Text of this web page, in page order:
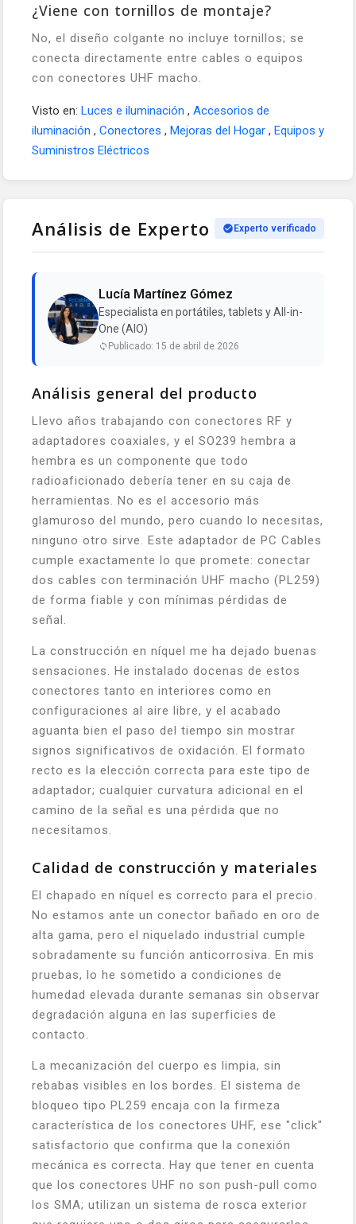
¿Viene con tornillos de montaje?
No, el diseño colgante no incluye tornillos; se
conecta directamente entre cables o equipos
con conectores UHF macho.
Visto en: Luces e iluminación , Accesorios de
iluminación , Conectores , Mejoras del Hogar , Equipos y
Suministros Eléctricos
Análisis de Experto Experto verificado
Lucía Martínez Gómez
Especialista en portátiles, tablets y All-in-
One (AIO)
Publicado: 15 de abril de 2026
Análisis general del producto
Llevo años trabajando con conectores RF y
adaptadores coaxiales, y el SO239 hembra a
hembra es un componente que todo
radioaficionado debería tener en su caja de
herramientas. No es el accesorio más
glamuroso del mundo, pero cuando lo necesitas,
ninguno otro sirve. Este adaptador de PC Cables
cumple exactamente lo que promete: conectar
dos cables con terminación UHF macho (PL259)
de forma fiable y con mínimas pérdidas de
señal.
La construcción en níquel me ha dejado buenas
sensaciones. He instalado docenas de estos
conectores tanto en interiores como en
configuraciones al aire libre, y el acabado
aguanta bien el paso del tiempo sin mostrar
signos significativos de oxidación. El formato
recto es la elección correcta para este tipo de
adaptador; cualquier curvatura adicional en el
camino de la señal es una pérdida que no
necesitamos.
Calidad de construcción y materiales
El chapado en níquel es correcto para el precio.
No estamos ante un conector bañado en oro de
alta gama, pero el niquelado industrial cumple
sobradamente su función anticorrosiva. En mis
pruebas, lo he sometido a condiciones de
humedad elevada durante semanas sin observar
degradación alguna en las superficies de
contacto.
La mecanización del cuerpo es limpia, sin
rebabas visibles en los bordes. El sistema de
bloqueo tipo PL259 encaja con la firmeza
característica de los conectores UHF, ese "click"
satisfactorio que confirma que la conexión
mecánica es correcta. Hay que tener en cuenta
que los conectores UHF no son push-pull como
los SMA; utilizan un sistema de rosca exterior